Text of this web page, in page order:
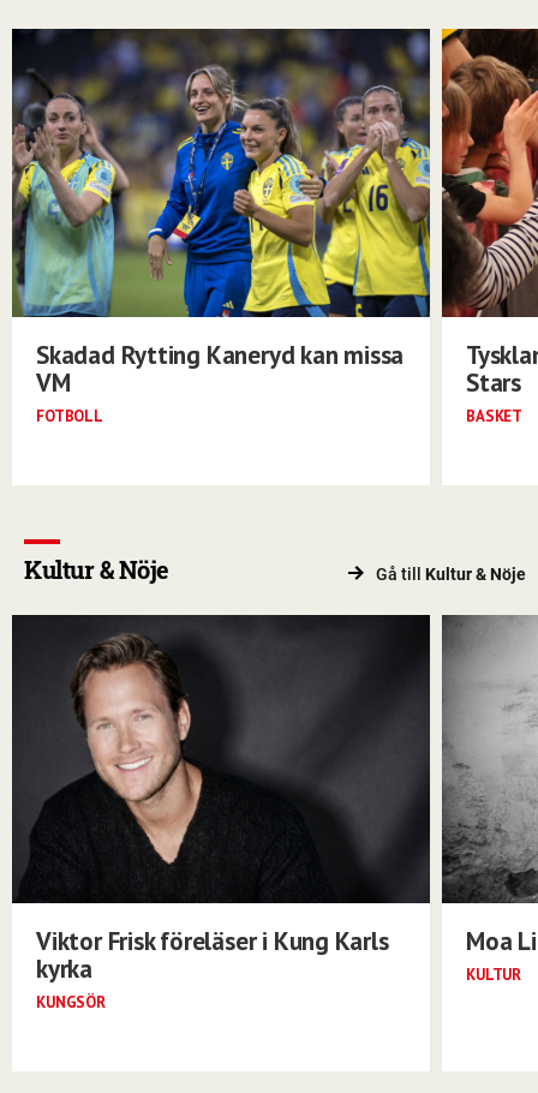
Skadad Rytting Kaneryd kan missa
VM
FOTBOLL
Stars
BASKET
Kultur & Nöje Gå till Kultur & Nöje
Viktor Frisk föreläser i Kung Karls
kyrka
KUNGSÖR
Moa
KULTUR